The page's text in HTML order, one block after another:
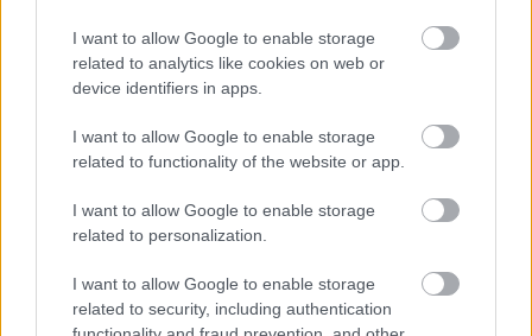
I want to allow Google to enable storage
related to analytics like cookies on web or
device identifiers in apps.
I want to allow Google to enable storage
related to functionality of the website or app.
I want to allow Google to enable storage
related to personalization.
I want to allow Google to enable storage
related to security, including authentication
Δημοφιλείς Ειδήσεις
κανονισμός για δόκιμους – Τι αλλάζει